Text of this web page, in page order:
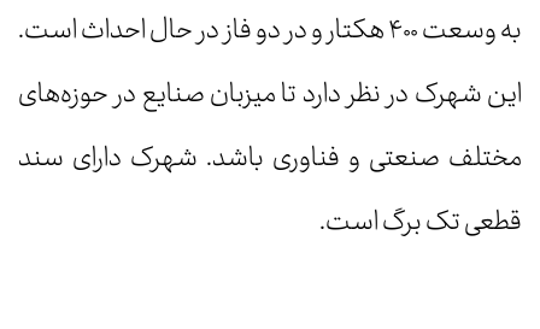
به وسعت ۴۰۰ هکتار و در دو فاز در حال احداث است.
این شهرک در نظر دارد تا میزبان صنایع در حوزه‌های
مختلف صنعتی و فناوری باشد. شهرک دارای سند
قطعی تک برگ است.